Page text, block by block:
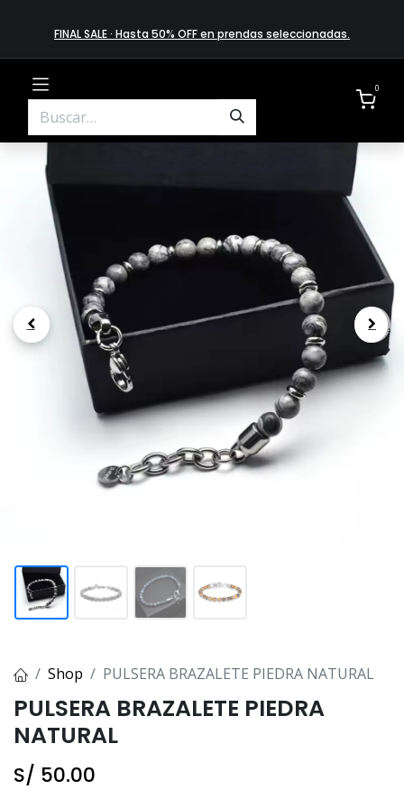
FINAL SALE · Hasta 50% OFF en prendas​ selecciona​das.
0
.
Shop PULSERA BRAZALETE PIEDRA NATURAL
PULSERA BRAZALETE PIEDRA
NATURAL
S/ 50.00